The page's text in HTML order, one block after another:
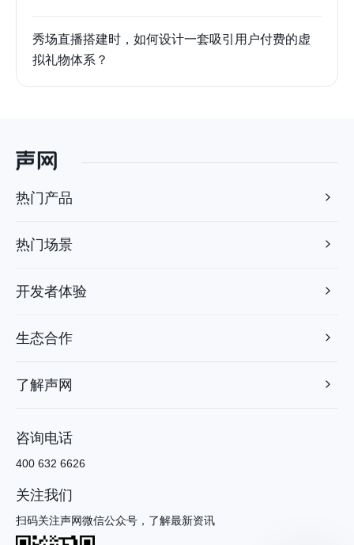
秀场直播搭建时，如何设计一套吸引用户付费的虚
拟礼物体系？
热门产品
热门场景
开发者体验
生态合作
了解声网
咨询电话
400 632 6626
关注我们
扫码关注声网微信公众号，了解最新资讯